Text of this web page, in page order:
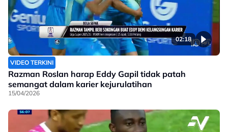
02:18
VIDEO TERKINI
Razman Roslan harap Eddy Gapil tidak patah
semangat dalam karier kejurulatihan
15/04/2026